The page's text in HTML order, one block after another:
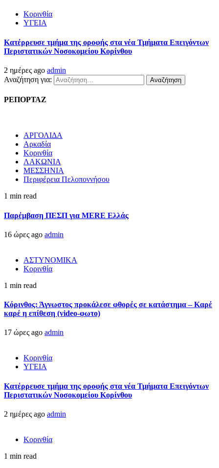
Κορινθία
ΥΓΕΙΑ
Kατέρρευσε τμήμα της οροφής στα νέα Τμήματα Επειγόντων
Περιστατικών Νοσοκομείου Κορίνθου
2 ημέρες ago admin
Αναζήτηση για:
ΡΕΠΟΡΤΑΖ
ΑΡΓΟΛΙΔΑ
Αρκαδία
Κορινθία
ΛΑΚΩΝΙΑ
ΜΕΣΣΗΝΙΑ
Περιφέρεια Πελοποννήσου
1 min read
Παρέμβαση ΠΕΣΠ για MERE Ελλάς
16 ώρες ago admin
ΑΣΤΥΝΟΜΙΚΑ
Κορινθία
1 min read
Κόρινθος: Άγνωστος προκάλεσε φθορές σε κατάστημα – Καρέ
καρέ η επίθεση (video-φωτο)
17 ώρες ago admin
Κορινθία
ΥΓΕΙΑ
Kατέρρευσε τμήμα της οροφής στα νέα Τμήματα Επειγόντων
Περιστατικών Νοσοκομείου Κορίνθου
2 ημέρες ago admin
Κορινθία
1 min read